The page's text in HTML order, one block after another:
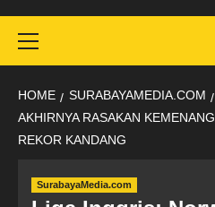
HOME SURABAYAMEDIA.COM
AKHIRNYA RASAKAN
REKOR KANDANG
SurabayaMedia.com